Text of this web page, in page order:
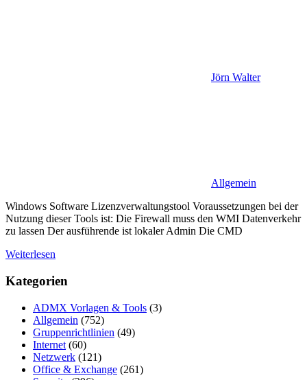
Jörn Walter
Allgemein
Windows Software Lizenzverwaltungstool Voraussetzungen bei der
Nutzung dieser Tools ist: Die Firewall muss den WMI Datenverkehr
zu lassen Der ausführende ist lokaler Admin Die CMD
Weiterlesen
Kategorien
ADMX Vorlagen & Tools (3)
Allgemein (752)
Gruppenrichtlinien (49)
Internet (60)
Netzwerk (121)
Office & Exchange (261)